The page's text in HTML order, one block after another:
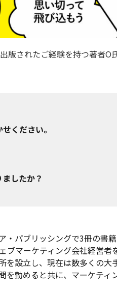
版されたご経験を持つ著者O
ください。
したか？
・パブリッシングで3冊の書
ブマーケティング会社経営者
を設立し、現在は数多くの大
を勤めると共に、マーケティ